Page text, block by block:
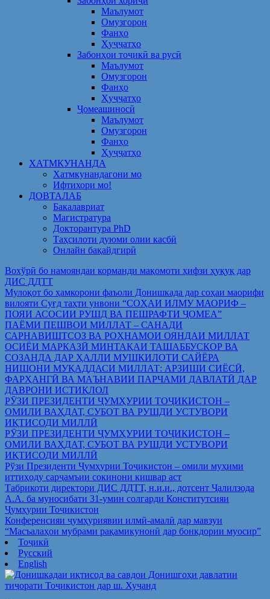
Маълумот
Омузгорон
Фанҳо
Ҳуҷҷатҳо
Забонҳои тоҷикӣ ва русӣ
Маълумот
Омузгорон
Фанҳо
Ҳуҷҷатҳо
Ҷомеашиносӣ
Маълумот
Омузгорон
Фанҳо
Ҳуҷҷатҳо
ХАТМКУНАНДА
Хатмкунандагони мо
Ифтихори мо!
ДОВТАЛАБ
Бакалавриат
Магистратура
Докторантура PhD
Таҳсилоти дуюми олии касбӣ
Онлайн бақайдгирӣ
Вохўрӣ бо намояндаи корманди мақомоти ҳифзи ҳуқуқ дар
ДИС ДДТТ
Мулоқот бо ҳамкорони фаъоли Донишкада дар соҳаи маорифи
вилояти Суғд таҳти унвони “СОҲАИ ИЛМУ МАОРИФ –
ПОЯИ АСОСИИ РУШД ВА ПЕШРАФТИ ҶОМЕА”
ПАЁМИ ПЕШВОИ МИЛЛАТ – САНАДИ
САРНАВИШТСОЗ ВА РОҲНАМОИ ОЯНДАИ МИЛЛАТ
ОСИЁИ МАРКАЗӢ МИНТАҚАИ ТАШАББУСКОР ВА
СОЗАНДА ДАР ҲАЛЛИ МУШКИЛОТИ САЙЁРА
НИШОНИ МУҚАДДАСИ МИЛЛАТ: АРЗИШИ СИЁСӢ,
ФАРҲАНГӢ ВА МАЪНАВИИ ПАРЧАМИ ДАВЛАТӢ ДАР
ДАВРОНИ ИСТИҚЛОЛ
РӮЗИ ПРЕЗИДЕНТИ ҶУМҲУРИИ ТОҶИКИСТОН –
ОМИЛИ ВАҲДАТ, СУБОТ ВА РУШДИ УСТУВОРИ
ИҚТИСОДИ МИЛЛӢ
РӮЗИ ПРЕЗИДЕНТИ ҶУМҲУРИИ ТОҶИКИСТОН –
ОМИЛИ ВАҲДАТ, СУБОТ ВА РУШДИ УСТУВОРИ
ИҚТИСОДИ МИЛЛӢ
Рўзи Президенти Ҷумҳурии Тоҷикистон – омили муҳими
иттиҳоду сарҷамъии сокинони кишвар аст
Табрикоти директори ДИС ДДТТ, н.и.и., дотсент Ҷалилзода
А.А. ба муносибати 31-умин солгарди Конститутсияи
Ҷумҳурии Тоҷикистон
Конференсияи ҷумҳуриявии илмӣ-амалӣ дар мавзуи
“Масъалаҳои мубрами рақамикунонӣ дар бонкдории муосир”
Тоҷикӣ
Русский
English